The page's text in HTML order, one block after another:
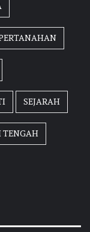
SEJARAH
TENGAH